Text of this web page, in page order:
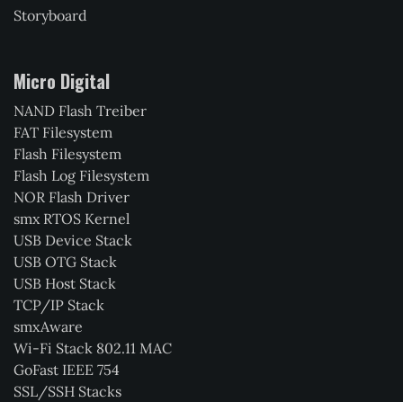
Storyboard
Micro Digital
NAND Flash Treiber
FAT Filesystem
Flash Filesystem
Flash Log Filesystem
NOR Flash Driver
smx RTOS Kernel
USB Device Stack
USB OTG Stack
USB Host Stack
TCP/IP Stack
smxAware
Wi-Fi Stack 802.11 MAC
GoFast IEEE 754
SSL/SSH Stacks